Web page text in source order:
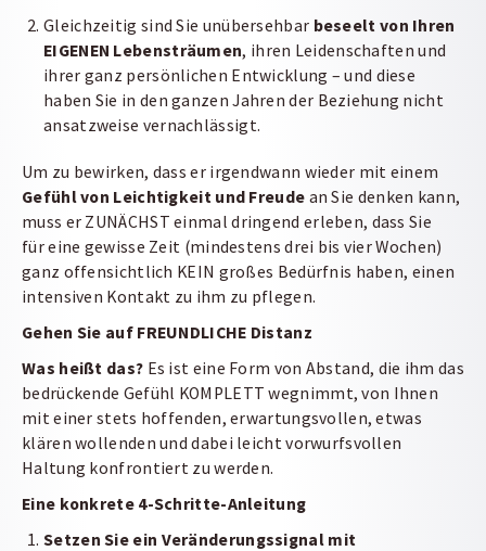
Gleichzeitig sind Sie unübersehbar beseelt von Ihren
EIGENEN Lebensträumen, ihren Leidenschaften und
ihrer ganz persönlichen Entwicklung – und diese
haben Sie in den ganzen Jahren der Beziehung nicht
ansatzweise vernachlässigt.
Um zu bewirken, dass er irgendwann wieder mit einem
Gefühl von Leichtigkeit und Freude an Sie denken kann,
muss er ZUNÄCHST einmal dringend erleben, dass Sie
für eine gewisse Zeit (mindestens drei bis vier Wochen)
ganz offensichtlich KEIN großes Bedürfnis haben, einen
intensiven Kontakt zu ihm zu pflegen.
Gehen Sie auf FREUNDLICHE Distanz
Was heißt das? Es ist eine Form von Abstand, die ihm das
bedrückende Gefühl KOMPLETT wegnimmt, von Ihnen
mit einer stets hoffenden, erwartungsvollen, etwas
klären wollenden und dabei leicht vorwurfsvollen
Haltung konfrontiert zu werden.
Eine konkrete 4-Schritte-Anleitung
Setzen Sie ein Veränderungssignal mit